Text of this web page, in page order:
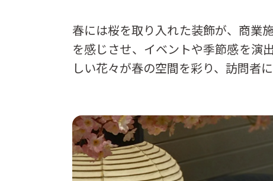
春には桜を取り入れた装飾が、商業
を感じさせ、イベントや季節感を演
しい花々が春の空間を彩り、訪問者